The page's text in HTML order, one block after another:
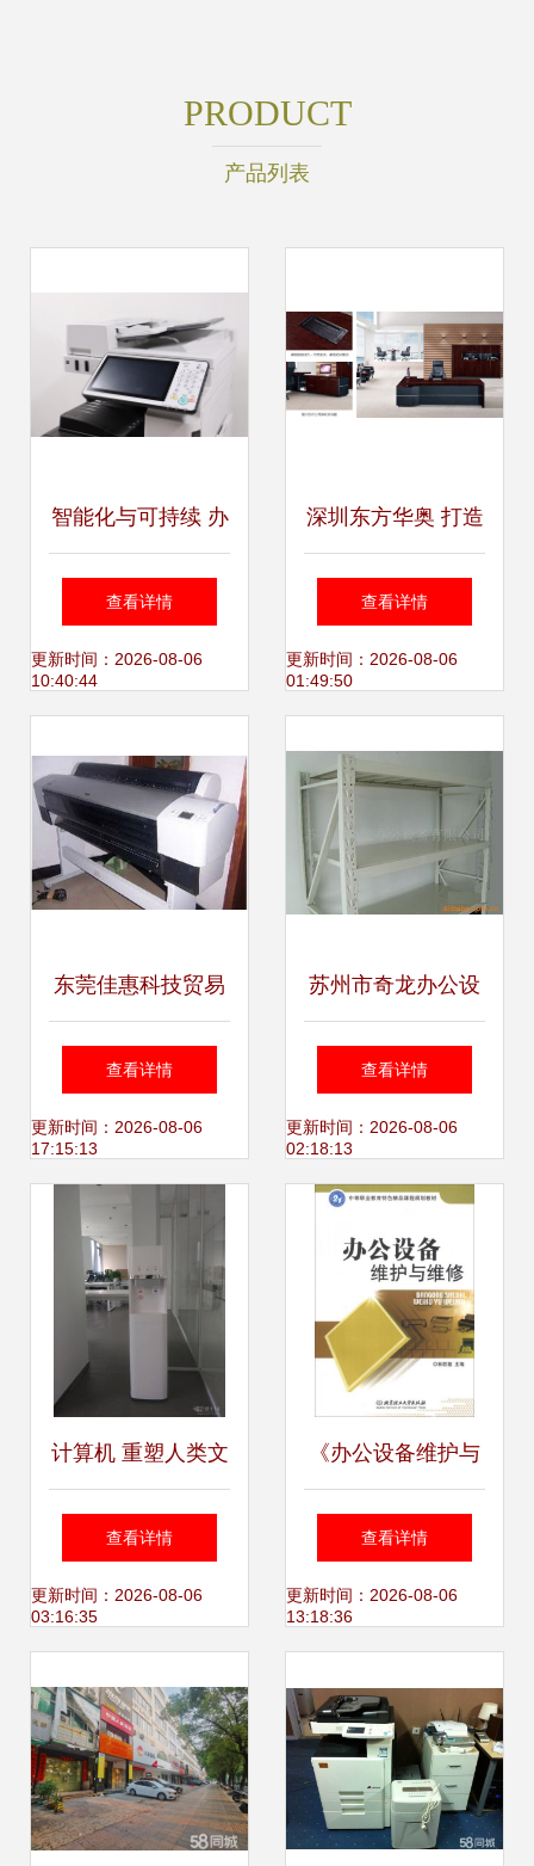
PRODUCT
产品列表
智能化与可持续 办
公设备行业的新纪
元
查看详情
更新时间：2026-08-06
10:40:44
深圳东方华奥 打造
环保与实惠兼顾的
Royal办公家具系
查看详情
更新时间：2026-08-06
01:49:50
东莞佳惠科技贸易
文化办公设备与家
用电器的全系列产
查看详情
更新时间：2026-08-06
17:15:13
苏州市奇龙办公设
备物流台车产品系
列优化方案
查看详情
更新时间：2026-08-06
02:18:13
计算机 重塑人类文
明的图腾
查看详情
更新时间：2026-08-06
03:16:35
《办公设备维护与
维修》 一本连接技
术与文化的实用读
查看详情
更新时间：2026-08-06
13:18:36